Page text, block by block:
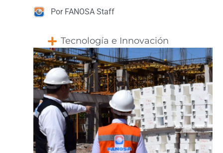
Por FANOSA Staff
Tecnología e Innovación